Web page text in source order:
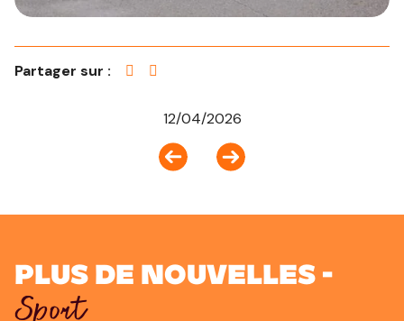
Partager sur :
12/04/2026
Plus de nouvelles -
Sport